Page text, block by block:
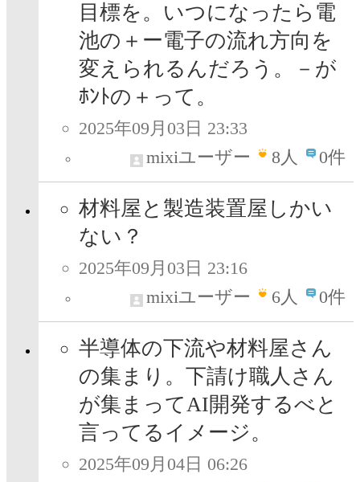
目標を。いつになったら電
池の＋ー電子の流れ方向を
変えられるんだろう。－が
ﾎﾝﾄの＋って。
2025年09月03日 23:33
mixiユーザー
8人 0件
材料屋と製造装置屋しかい
ない？
2025年09月03日 23:16
mixiユーザー
6人 0件
半導体の下流や材料屋さん
の集まり。下請け職人さん
が集まってAI開発するべと
言ってるイメージ。
2025年09月04日 06:26